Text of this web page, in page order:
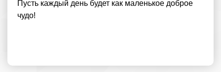
Пусть каждый день будет как маленькое доброе
чудо!